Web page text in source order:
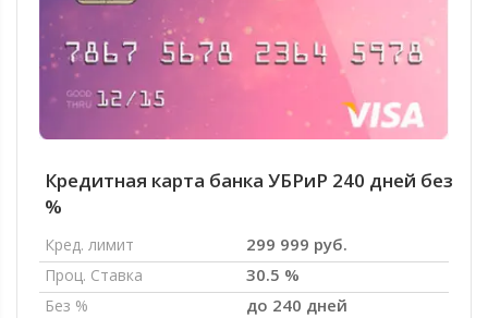
Кредитная карта банка УБРиР 240 дней без
%
Кред. лимит 299 999 руб.
Проц. Ставка 30.5 %
Без % до 240 дней